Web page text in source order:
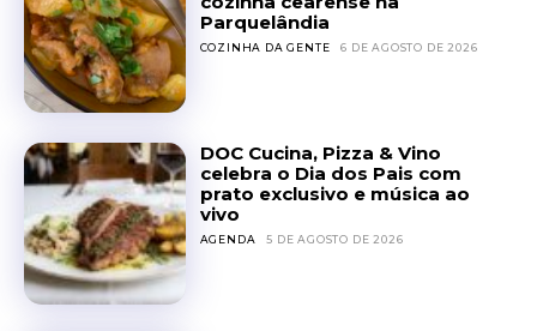
Parquelândia
COZINHA DA GENTE 6 DE AGOSTO DE 2026
DOC Cucina, Pizza & Vino
celebra o Dia dos Pais com
prato exclusivo e música ao
vivo
AGENDA 5 DE AGOSTO DE 2026